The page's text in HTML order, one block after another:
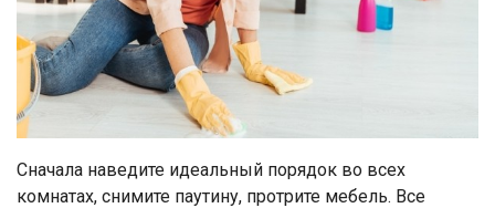
Сначала наведите идеальный порядок во всех
комнатах, снимите паутину, протрите мебель. Все